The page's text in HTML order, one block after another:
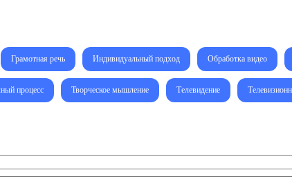
Грамотная речь Индивидуальный подход Обработка видео
процесс Творческое мышление Телевидение